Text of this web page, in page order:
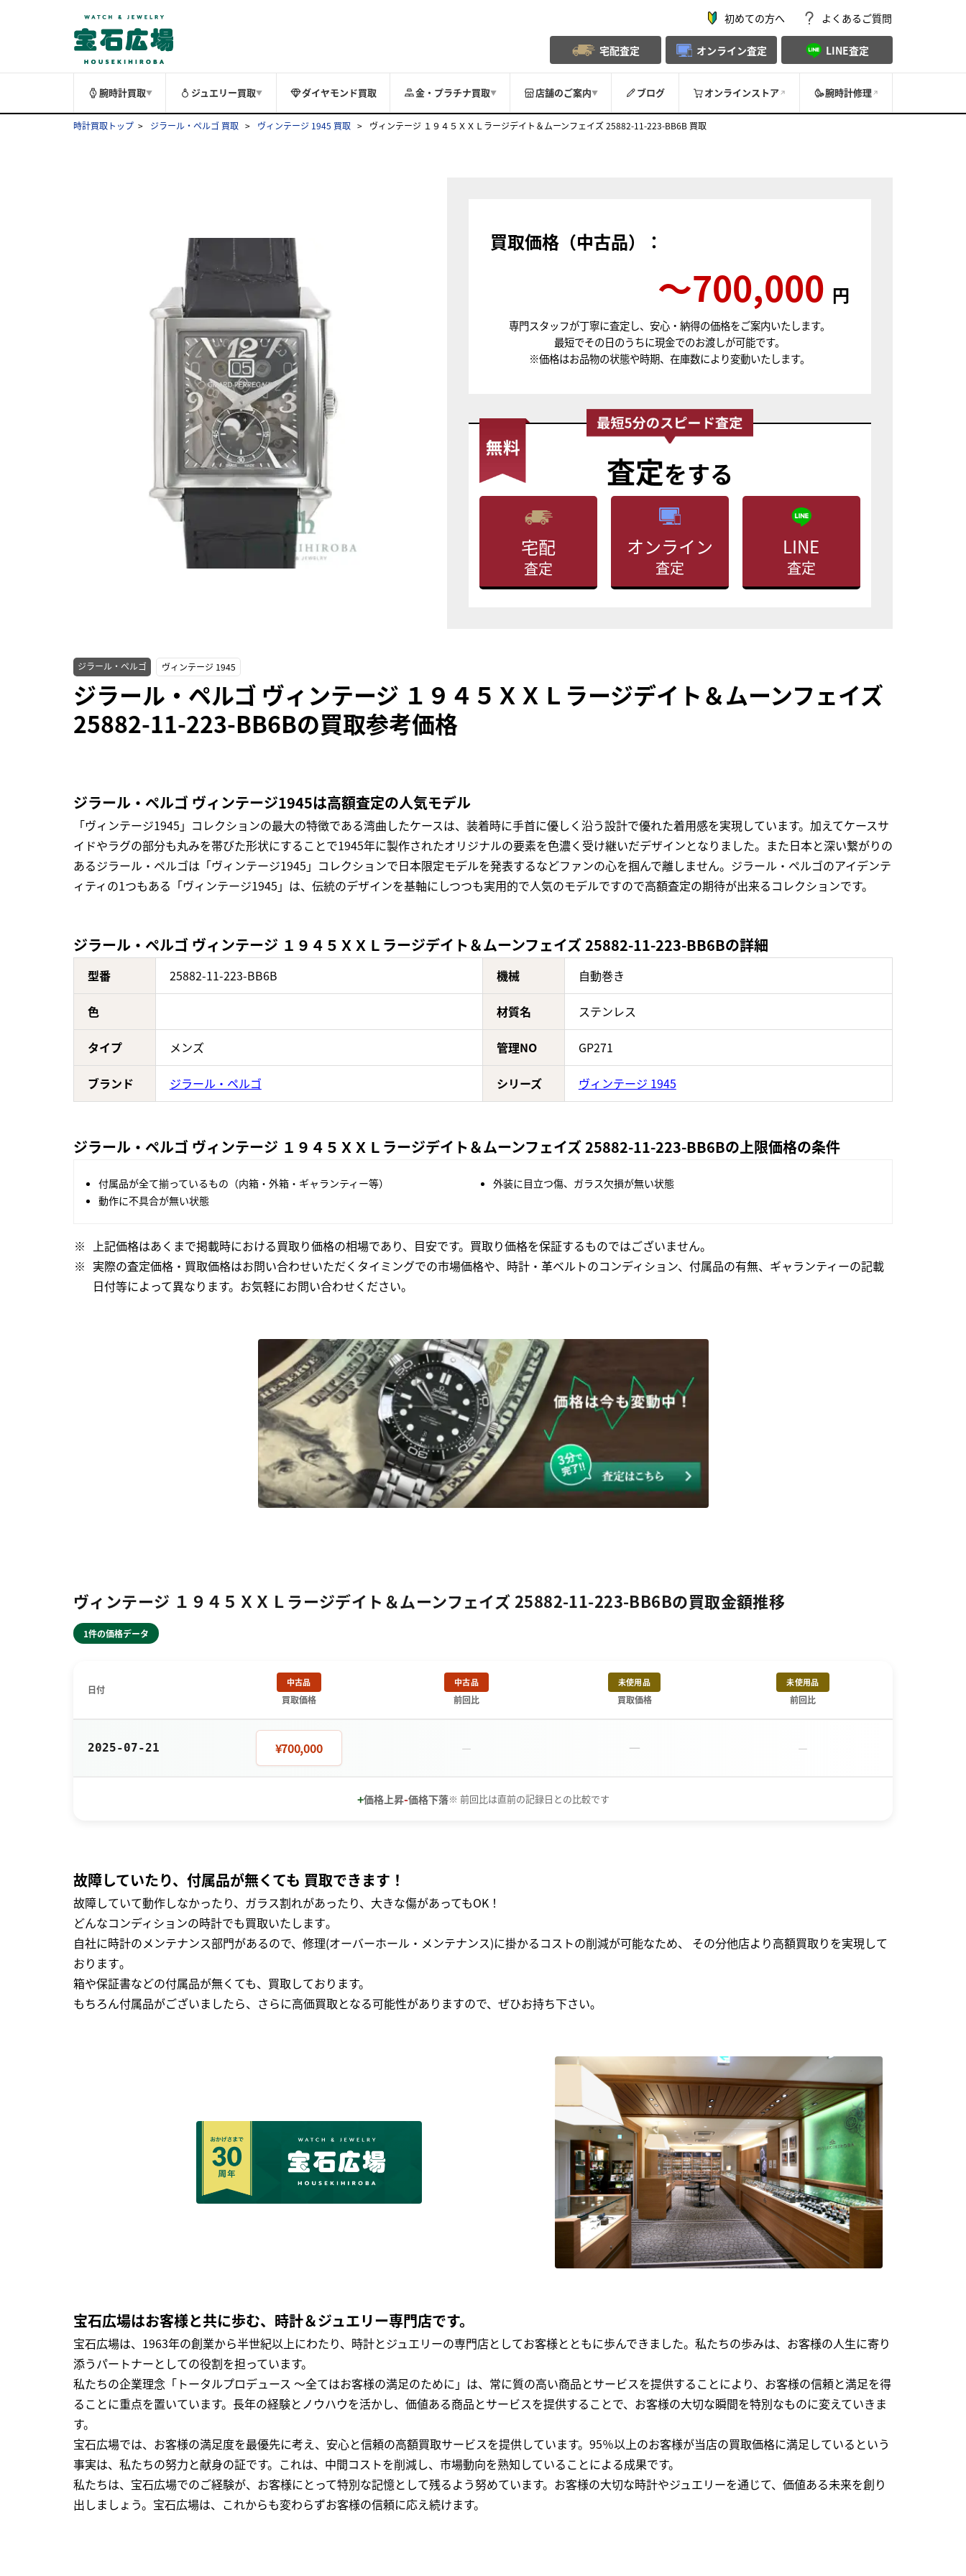
初めての方へ よくあるご質問
宅配査定 オンライン査定 LINE査定
腕時計買取▼ ジュエリー買取▼ ダイヤモンド買取 金・プラチナ買取▼ 店舗のご案内▼ ブログ オンラインストア 腕時計修理
時計買取トップ ジラール・ペルゴ 買取 ヴィンテージ 1945 買取 ヴィンテージ １９４５ＸＸＬラージデイト＆ムーンフェイズ 25882-11-223-BB6B 買取
買取価格（中古品）：
〜700,000 円
専門スタッフが丁寧に査定し、安心・納得の価格をご案内いたします。
最短でその日のうちに現金でのお渡しが可能です。
※価格はお品物の状態や時期、在庫数により変動いたします。
査定をする
宅配
査定
オンライン
査定
LINE
査定
ジラール・ペルゴ ヴィンテージ 1945
ジラール・ペルゴ ヴィンテージ １９４５ＸＸＬラージデイト＆ムーンフェイズ
25882-11-223-BB6Bの買取参考価格
ジラール・ペルゴ ヴィンテージ1945は高額査定の人気モデル
「ヴィンテージ1945」コレクションの最大の特徴である湾曲したケースは、装着時に手首に優しく沿う設計で優れた着用感を実現しています。加えてケースサ
イドやラグの部分も丸みを帯びた形状にすることで1945年に製作されたオリジナルの要素を色濃く受け継いだデザインとなりました。また日本と深い繋がりの
あるジラール・ペルゴは「ヴィンテージ1945」コレクションで日本限定モデルを発表するなどファンの心を掴んで離しません。ジラール・ペルゴのアイデンテ
ィティの1つもある「ヴィンテージ1945」は、伝統のデザインを基軸にしつつも実用的で人気のモデルですので高額査定の期待が出来るコレクションです。
ジラール・ペルゴ ヴィンテージ １９４５ＸＸＬラージデイト＆ムーンフェイズ 25882-11-223-BB6Bの詳細
型番 25882-11-223-BB6B 機械 自動巻き
色 材質名 ステンレス
タイプ メンズ 管理NO GP271
ブランド ジラール・ペルゴ シリーズ ヴィンテージ 1945
ジラール・ペルゴ ヴィンテージ １９４５ＸＸＬラージデイト＆ムーンフェイズ 25882-11-223-BB6Bの上限価格の条件
付属品が全て揃っているもの（内箱・外箱・ギャランティー等）
外装に目立つ傷、ガラス欠損が無い状態
動作に不具合が無い状態
上記価格はあくまで掲載時における買取り価格の相場であり、目安です。買取り価格を保証するものではございません。
実際の査定価格・買取価格はお問い合わせいただくタイミングでの市場価格や、時計・革ベルトのコンディション、付属品の有無、ギャランティーの記載
日付等によって異なります。お気軽にお問い合わせください。
ヴィンテージ １９４５ＸＸＬラージデイト＆ムーンフェイズ 25882-11-223-BB6Bの買取金額推移
1件の価格データ
日付
中古品
買取価格
中古品
前回比
未使用品
買取価格
未使用品
前回比
2025-07-21 ¥700,000 － － －
+価格上昇-価格下落※ 前回比は直前の記録日との比較です
故障していたり、付属品が無くても 買取できます！
故障していて動作しなかったり、ガラス割れがあったり、大きな傷があってもOK！
どんなコンディションの時計でも買取いたします｡
自社に時計のメンテナンス部門があるので、修理(オーバーホール・メンテナンス)に掛かるコストの削減が可能なため、 その分他店より高額買取りを実現して
おります｡
箱や保証書などの付属品が無くても、買取しております。
もちろん付属品がございましたら、さらに高価買取となる可能性がありますので、ぜひお持ち下さい｡
宝石広場はお客様と共に歩む、時計＆ジュエリー専門店です。
宝石広場は、1963年の創業から半世紀以上にわたり、時計とジュエリーの専門店としてお客様とともに歩んできました。私たちの歩みは、お客様の人生に寄り
添うパートナーとしての役割を担っています。
私たちの企業理念「トータルプロデュース ～全てはお客様の満足のために」は、常に質の高い商品とサービスを提供することにより、お客様の信頼と満足を得
ることに重点を置いています。長年の経験とノウハウを活かし、価値ある商品とサービスを提供することで、お客様の大切な瞬間を特別なものに変えていきま
す。
宝石広場では、お客様の満足度を最優先に考え、安心と信頼の高額買取サービスを提供しています。95％以上のお客様が当店の買取価格に満足しているという
事実は、私たちの努力と献身の証です。これは、中間コストを削減し、市場動向を熟知していることによる成果です。
私たちは、宝石広場でのご経験が、お客様にとって特別な記憶として残るよう努めています。お客様の大切な時計やジュエリーを通じて、価値ある未来を創り
出しましょう。宝石広場は、これからも変わらずお客様の信頼に応え続けます。